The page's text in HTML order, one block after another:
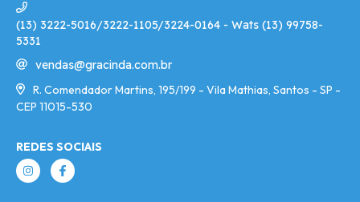
(13) 3222-5016/3222-1105/3224-0164 - Wats (13) 99758-
5331
vendas@gracinda.com.br
R. Comendador Martins, 195/199 - Vila Mathias, Santos - SP -
CEP 11015-530
REDES SOCIAIS